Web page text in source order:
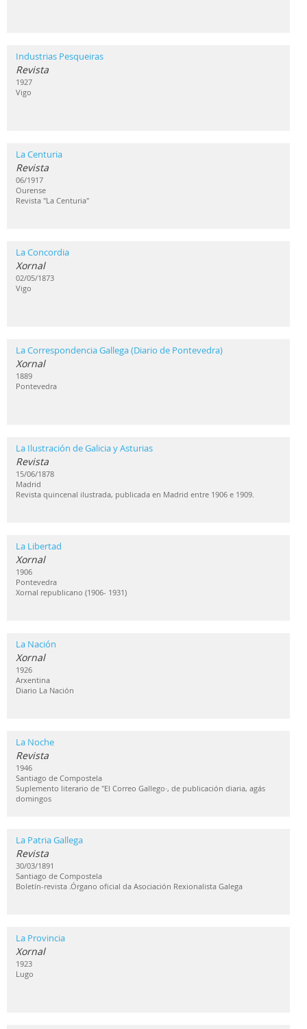
Industrias Pesqueiras
Revista
1927
Vigo
La Centuria
Revista
06/1917
Ourense
Revista "La Centuria"
La Concordia
Xornal
02/05/1873
Vigo
La Correspondencia Gallega (Diario de Pontevedra)
Xornal
1889
Pontevedra
La Ilustración de Galicia y Asturias
Revista
15/06/1878
Madrid
Revista quincenal ilustrada, publicada en Madrid entre 1906 e 1909.
La Libertad
Xornal
1906
Pontevedra
Xornal republicano (1906- 1931)
La Nación
Xornal
1926
Arxentina
Diario La Nación
La Noche
Revista
1946
Santiago de Compostela
Suplemento literario de "El Correo Gallego·, de publicación diaria, agás
domingos
La Patria Gallega
Revista
30/03/1891
Santiago de Compostela
Boletín-revista .Órgano oficial da Asociación Rexionalista Galega
La Provincia
Xornal
1923
Lugo